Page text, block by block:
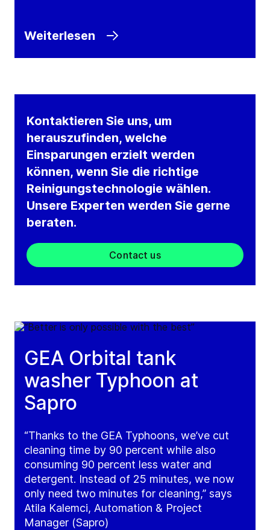
Weiterlesen
Kontaktieren Sie uns, um
herauszufinden, welche
Einsparungen erzielt werden
können, wenn Sie die richtige
Reinigungstechnologie wählen.
Unsere Experten werden Sie gerne
beraten.
Contact us
GEA Orbital tank
washer Typhoon at
Sapro
“Thanks to the GEA Typhoons, we’ve cut
cleaning time by 90 percent while also
consuming 90 percent less water and
detergent. Instead of 25 minutes, we now
only need two minutes for cleaning,” says
Atila Kalemci, Automation & Project
Manager (Sapro)